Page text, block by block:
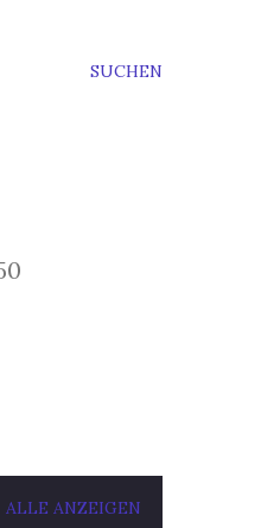
SUCHEN
ALLE ANZEIGEN